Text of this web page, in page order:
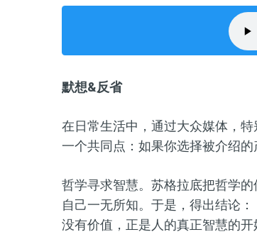
默想&反省
在日常生活中，通过大众媒体，
一个共同点：如果你选择被介绍
哲学寻求智慧。苏格拉底把哲学
自己一无所知。于是，得出结论
没有价值，正是人的真正智慧的开